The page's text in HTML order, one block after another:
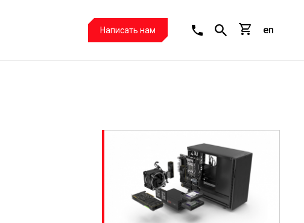
Написать нам en